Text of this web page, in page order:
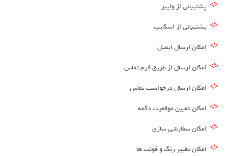
پشتیبانی از وایبر
پشتیبانی از اسکایپ
امکان ارسال ایمیل
امکان ارسال از طریق فرم تماس
امکان ارسال درخواست تماس
امکان تعیین موقعیت دکمه
امکان سفارشی سازی
امکان تغییر رنگ و فونت ها